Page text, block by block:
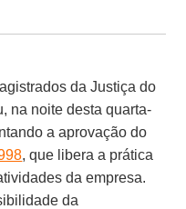
da Justiça do
na noite desta quarta-
a aprovação do
, que libera a prática
da empresa.
da